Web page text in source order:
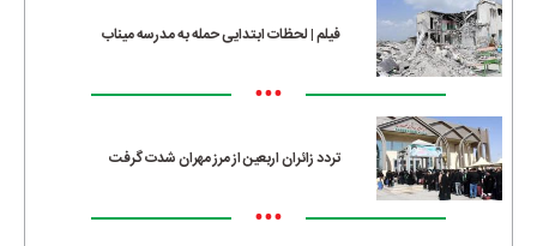
فیلم | لحظات ابتدایی حمله به مدرسه میناب
•••
تردد زائران اربعین از مرز مهران شدت گرفت
•••